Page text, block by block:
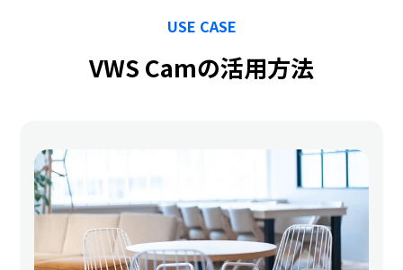
VWS Camの活用方法
USE CASE